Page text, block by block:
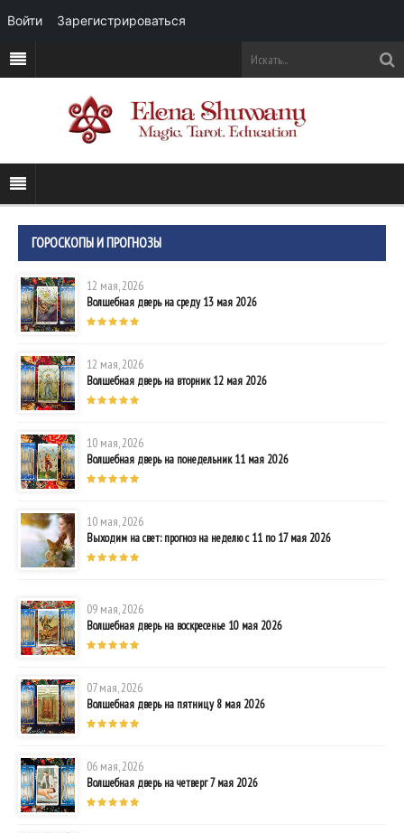
ГОРОСКОПЫ И ПРОГНОЗЫ
12 мая, 2026
Волшебная дверь на среду 13 мая 2026
12 мая, 2026
Волшебная дверь на вторник 12 мая 2026
10 мая, 2026
Волшебная дверь на понедельник 11 мая 2026
10 мая, 2026
Выходим на свет: прогноз на неделю с 11 по 17 мая 2026
09 мая, 2026
Волшебная дверь на воскресенье 10 мая 2026
07 мая, 2026
Волшебная дверь на пятницу 8 мая 2026
06 мая, 2026
Волшебная дверь на четверг 7 мая 2026
Войти Зарегистрироваться